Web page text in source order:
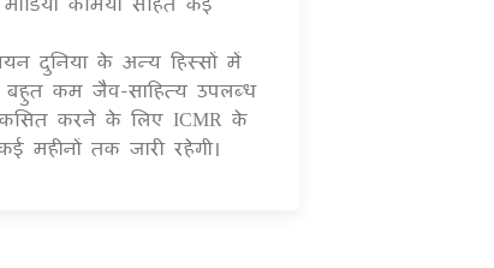
दुनिया के अन्य हिस्सों में
कम जैव-साहित्य उपलब्ध
करने के लिए ICMR के
तक जारी रहेगी।